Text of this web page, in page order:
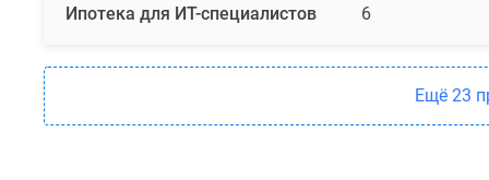
гардеробными
несколькими
санузлами.
Предусмотрены
Ипотека для ИТ-специалистов 6
Ещё 23